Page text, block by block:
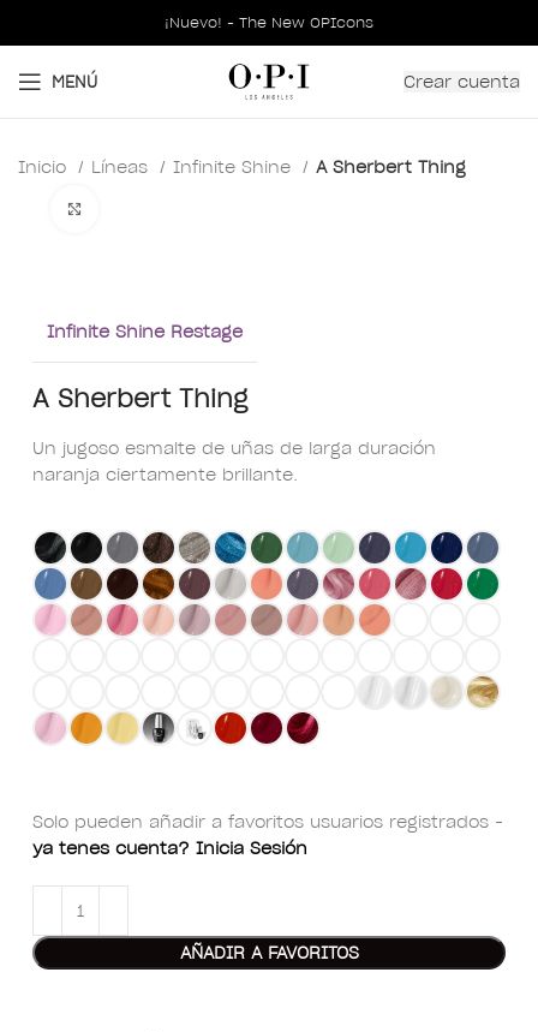
¡Nuevo! - The New OPIcons
MENÚ Crear cuenta
Inicio Líneas Infinite Shine A Sherbert Thing
Infinite Shine Restage
A Sherbert Thing
Un jugoso esmalte de uñas de larga duración
naranja ciertamente brillante.
Solo pueden añadir a favoritos usuarios registrados -
ya tenes cuenta? Inicia Sesión
AÑADIR A FAVORITOS